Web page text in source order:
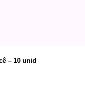
– 10 unid